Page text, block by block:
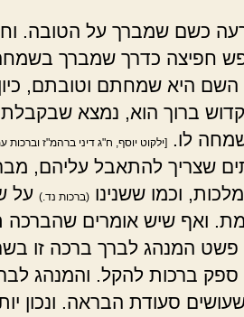
כשם שמברך על הטובה.
חפיצה כדרך שמברך
השם היא שמחתם וטובתם,
ברוך הוא, נמצא שבקבלת
לו.
[ילקוט יוסף, ח"ג דיני ברהמ"ז וברכות
שצריך להתאבל עליהם,
וכמו ששנינו (ברכות נד.) על
ואף שיש אומרים שהברכה
המנהג לברך ברכה זו
ברכות להקל. והמנהג
סעודת הבראה. ונכון